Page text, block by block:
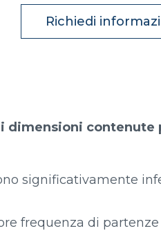
Richiedi
dimensioni
significativamente
frequenza di